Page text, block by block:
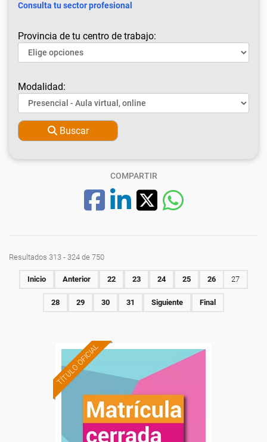
Consulta tu sector profesional
Provincia de tu centro de trabajo:
Modalidad:
Buscar
COMPARTIR
Resultados 313 - 324 de 750
Inicio Anterior 22 23 24 25 26 27
28 29 30 31 Siguiente Final
TÍTULO OFICIAL